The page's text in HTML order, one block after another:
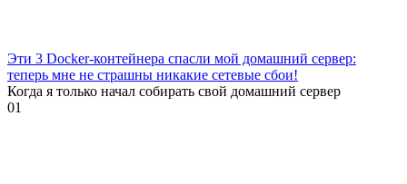
Эти 3 Docker-контейнера спасли мой домашний сервер:
теперь мне не страшны никакие сетевые сбои!
Когда я только начал собирать свой домашний сервер
01